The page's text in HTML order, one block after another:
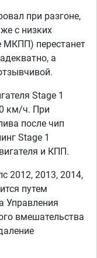
при разгоне,
с низких
МКПП) перестанет
а
Stage 1
км/ч. При
после чип
Stage 1
и КПП.
2012, 2013, 2014,
путем
Управления
вмешательства